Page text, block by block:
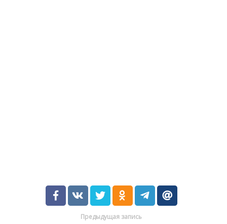
Предыдущая запись